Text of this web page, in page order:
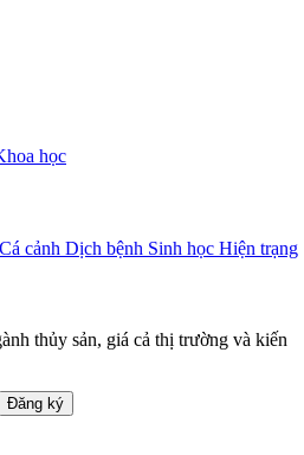
học
Cá cảnh Dịch bệnh Sinh học Hiện trạng
thủy sản, giá cả thị trường và kiến
Đăng ký